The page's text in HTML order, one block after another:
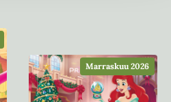
Marraskuu 2026